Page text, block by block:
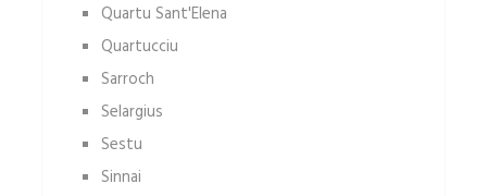
Quartu Sant'Elena
Quartucciu
Sarroch
Selargius
Sestu
Sinnai